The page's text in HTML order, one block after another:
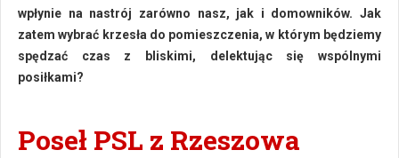
wpłynie na nastrój zarówno nasz, jak i domowników. Jak
zatem wybrać krzesła do pomieszczenia, w którym będziemy
spędzać czas z bliskimi, delektując się wspólnymi
posiłkami?
Poseł PSL z Rzeszowa